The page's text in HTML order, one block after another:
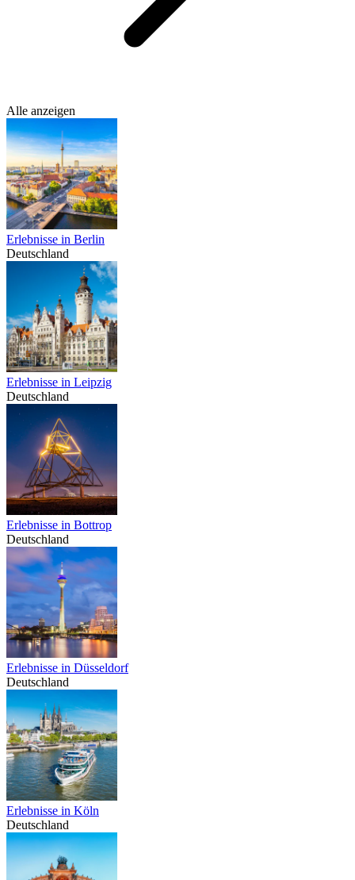
Alle anzeigen
Erlebnisse in Berlin
Deutschland
Erlebnisse in Leipzig
Deutschland
Erlebnisse in Bottrop
Deutschland
Erlebnisse in Düsseldorf
Deutschland
Erlebnisse in Köln
Deutschland